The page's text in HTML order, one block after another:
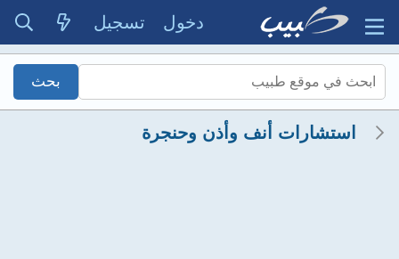
دخول تسجيل
استشارات أنف وأذن وحنجرة